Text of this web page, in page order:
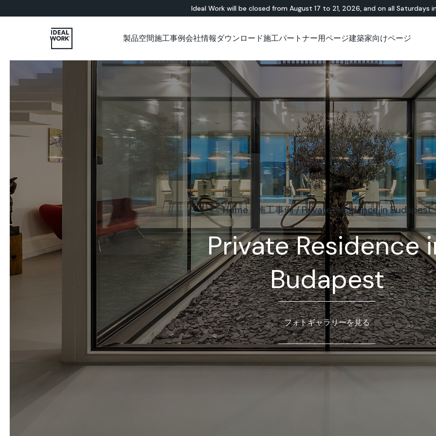
Ideal Work will be closed from August 17 to 21, 2026, and on all Saturdays
製品
床材ソリューション
セメント系
Microtopping®
Nuvolato Architop®
Rasico®
無機・樹脂ハイブリ
ッド
Solidro
Purometallo
Acid-Stain
テラゾー
Lixio®
Lixio®+
空間
バスルーム
キッチン
レストラン
美術館
オフィス
店舗
壁
アウトドア
公共エリア
屋外リビング
広場
舗装
遊園地
スロープ
施工事例会社情報
ショールーム
ダウンロード
各種カタログについて 技術資料について
施工パートナー用ページ
施工パートナー用ショップ チュートリアル
建築家向けページ
技術資料について
Home/ 施工事例/Private Residence in Budapest
Private Residence
Budapest
フォトギャラリーを見る